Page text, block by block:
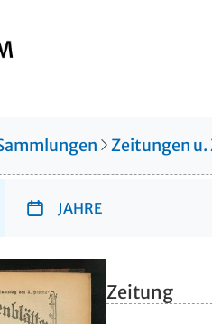
Zeitungen
JAHRE
Zeitung